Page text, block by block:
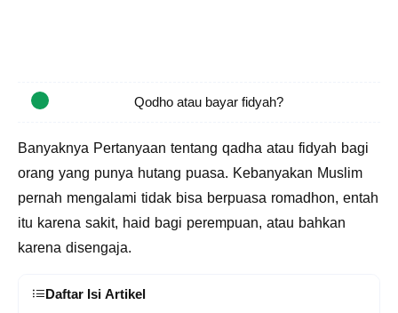
Qodho atau bayar fidyah?
Banyaknya Pertanyaan tentang qadha atau fidyah bagi
orang yang punya hutang puasa. Kebanyakan Muslim
pernah mengalami tidak bisa berpuasa romadhon, entah
itu karena sakit, haid bagi perempuan, atau bahkan
karena disengaja.
Daftar Isi Artikel